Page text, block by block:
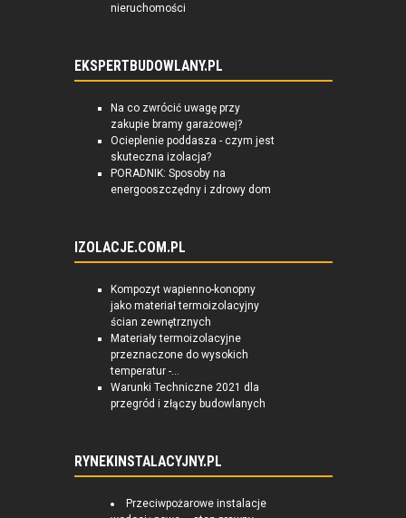
nieruchomości
EKSPERTBUDOWLANY.PL
Na co zwrócić uwagę przy
zakupie bramy garażowej?
Ocieplenie poddasza - czym jest
skuteczna izolacja?
PORADNIK: Sposoby na
energooszczędny i zdrowy dom
IZOLACJE.COM.PL
Kompozyt wapienno-konopny
jako materiał termoizolacyjny
ścian zewnętrznych
Materiały termoizolacyjne
przeznaczone do wysokich
temperatur -...
Warunki Techniczne 2021 dla
przegród i złączy budowlanych
RYNEKINSTALACYJNY.PL
Przeciwpożarowe instalacje